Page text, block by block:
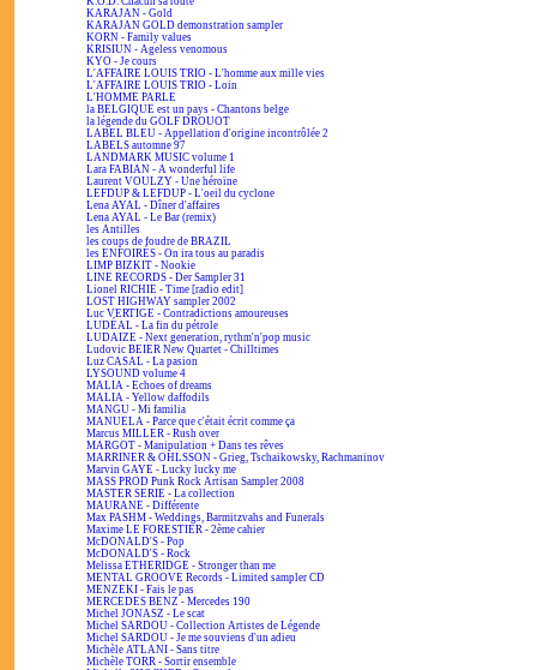
KARAJAN - Gold
KARAJAN GOLD demonstration sampler
KORN - Family values
KRISIUN - Ageless venomous
KYO - Je cours
L'AFFAIRE LOUIS TRIO - L'homme aux mille vies
L'AFFAIRE LOUIS TRIO - Loin
L'HOMME PARLE
la BELGIQUE est un pays - Chantons belge
la légende du GOLF DROUOT
LABEL BLEU - Appellation d'origine incontrôlée 2
LABELS automne 97
LANDMARK MUSIC volume 1
Lara FABIAN - A wonderful life
Laurent VOULZY - Une héroïne
LEFDUP & LEFDUP - L'oeil du cyclone
Lena AYAL - Dîner d'affaires
Lena AYAL - Le Bar (remix)
les Antilles
les coups de foudre de BRAZIL
les ENFOIRÉS - On ira tous au paradis
LIMP BIZKIT - Nookie
LINE RECORDS - Der Sampler 31
Lionel RICHIE - Time [radio edit]
LOST HIGHWAY sampler 2002
Luc VERTIGE - Contradictions amoureuses
LUDÉAL - La fin du pétrole
LUDAIZE - Next generation, rythm'n'pop music
Ludovic BEIER New Quartet - Chilltimes
Luz CASAL - La pasion
LYSOUND volume 4
MALIA - Echoes of dreams
MALIA - Yellow daffodils
MANGU - Mi familia
MANUELA - Parce que c'était écrit comme ça
Marcus MILLER - Rush over
MARGOT - Manipulation + Dans tes rêves
MARRINER & OHLSSON - Grieg, Tschaikowsky, Rachmaninov
Marvin GAYE - Lucky lucky me
MASS PROD Punk Rock Artisan Sampler 2008
MASTER SERIE - La collection
MAURANE - Différente
Max PASHM - Weddings, Barmitzvahs and Funerals
Maxime LE FORESTIER - 2ème cahier
McDONALD'S - Pop
McDONALD'S - Rock
Melissa ETHERIDGE - Stronger than me
MENTAL GROOVE Records - Limited sampler CD
MENZEKI - Fais le pas
MERCEDES BENZ - Mercedes 190
Michel JONASZ - Le scat
Michel SARDOU - Collection Artistes de Légende
Michel SARDOU - Je me souviens d'un adieu
Michèle ATLANI - Sans titre
Michèle TORR - Sortir ensemble